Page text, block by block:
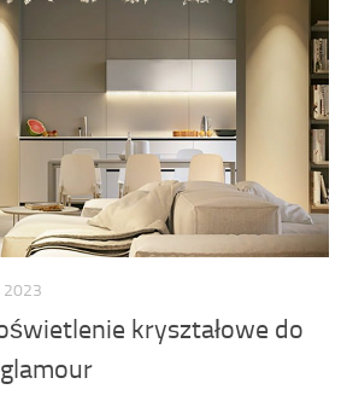
2023
kryształowe do